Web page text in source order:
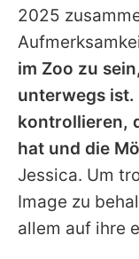
2025
im Zoo zu
unterwegs
kontrollieren,
hat und die
Jessica. Um
Image zu
allem auf ihre